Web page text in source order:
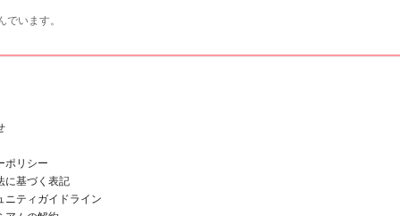
います。
ポリシー
に基づく表記
ニティガイドライン